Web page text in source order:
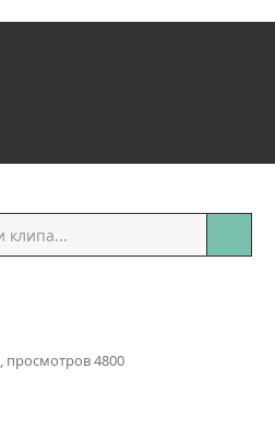
, просмотров 4800